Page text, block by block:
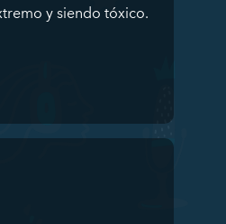
y siendo tóxico.